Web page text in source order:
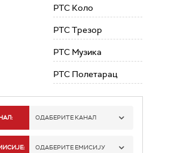
РТС Коло
РТС Трезор
РТС Музика
РТС Полетарац
ОДАБЕРИТЕ КАНАЛ
РТС 1
ОДАБЕРИТЕ ЕМИСИЈУ